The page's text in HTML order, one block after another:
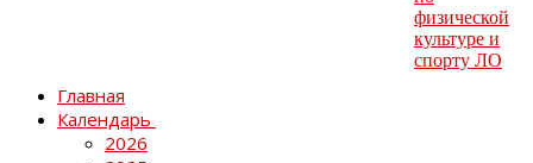
Главная
Календарь
2026